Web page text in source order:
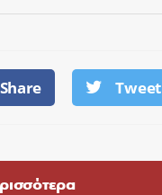
Share Tweet